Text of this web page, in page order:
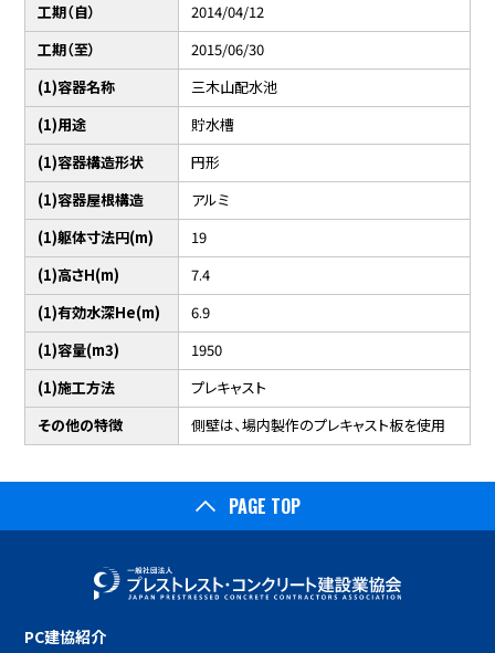
工期（自）
2014/04/12
工期（至）
2015/06/30
(1)容器名称
三木山配水池
(1)用途
貯水槽
(1)容器構造形状
円形
(1)容器屋根構造
アルミ
(1)躯体寸法円(m)
19
(1)高さH(m)
7.4
(1)有効水深He(m)
6.9
(1)容量(m3)
1950
(1)施工方法
プレキャスト
その他の特徴
側壁は、場内製作のプレキャスト板を使用
PAGE TOP
PC建協紹介